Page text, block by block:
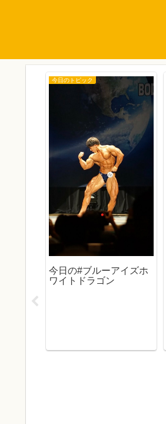
今日のトピック
今日の#ブルーアイズホ
ワイトドラゴン